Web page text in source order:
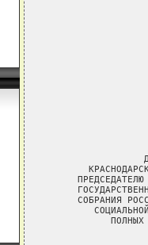
ПРЕДСЕДАТЕЛЮ
СОБРАНИЯ
ПОЛНЫХ